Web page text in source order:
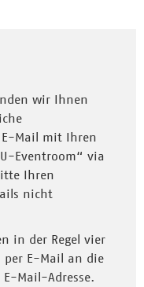
wir Ihnen
Mail mit Ihren
Eventroom“ via
Ihren
nicht
in der Regel vier
per E-Mail an die
Mail-Adresse.